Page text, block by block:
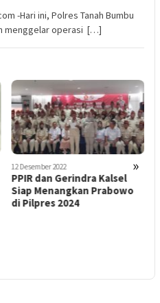
-Hari ini, Polres Tanah Bumbu
menggelar operasi […]
»
12 Desember 2022
PPIR dan Gerindra Kalsel
Siap Menangkan Prabowo
di Pilpres 2024